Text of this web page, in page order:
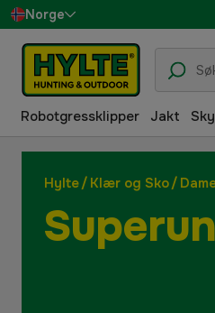
Norge
Sverige
Danmark
Suomi
Robotgressklipper Jakt
Hylte/ Klær og Sko/